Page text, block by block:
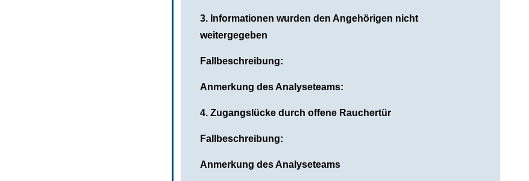
3. Informationen wurden den Angehörigen nicht
weitergegeben
Fallbeschreibung:
Anmerkung des Analyseteams:
4. Zugangslücke durch offene Rauchertür
Fallbeschreibung:
Anmerkung des Analyseteams